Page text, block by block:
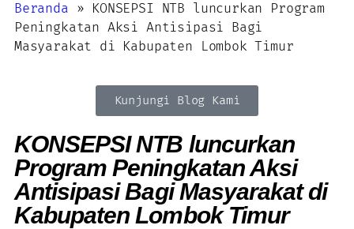
Beranda » KONSEPSI NTB luncurkan Program
Peningkatan Aksi Antisipasi Bagi
Masyarakat di Kabupaten Lombok Timur
Kunjungi Blog Kami
KONSEPSI NTB luncurkan
Program Peningkatan Aksi
Antisipasi Bagi Masyarakat di
Kabupaten Lombok Timur